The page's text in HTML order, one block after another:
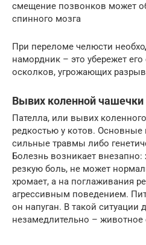
смещение позвонков может
спинного мозга
При переломе челюсти
намордник – это убережет
осколков, угрожающих
Вывих коленной чашечки
Пателла, или вывих коленного
редкостью у котов.
сильные травмы либо
Болезнь возникает
резкую боль, не может
хромает, а на поглаживания
агрессивным поведением.
он напуган. В такой ситуации
незамедлительно – животное